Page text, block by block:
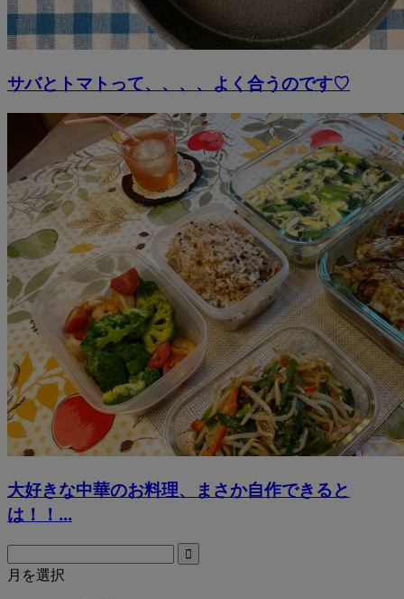
サバとトマトって、、、、よく合うのです♡
大好きな中華のお料理、まさか自作できると
は！！...
月を選択